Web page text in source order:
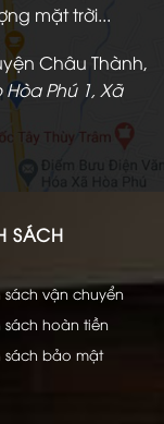
mặt trời...
Châu Thành,
Hòa Phú 1, Xã
SÁCH
sách vận chuyển
sách hoàn tiền
sách bảo mật